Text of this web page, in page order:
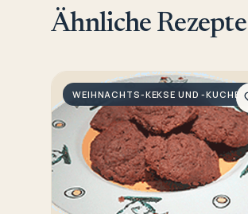
Ähnliche Rezepte
WEIHNACHTS-KEKSE UND -KUCHEN